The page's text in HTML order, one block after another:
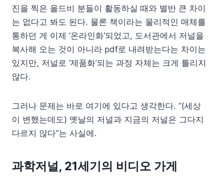
진을 찍은 올드비 분들이 활동하실 때와 별반 큰 차이
는 없다고 봐도 된다. 물론 책이라는 물리적인 매체를
통하던 게 이제 ‘온라인화’되었고, 도서관에서 저널을
복사해 오는 것이 아니라 pdf로 내려받는다는 차이는
있지만, 저널로 ‘제품화’되는 과정 자체는 크게 틀리지
않다.
그러나 문제는 바로 여기에 있다고 생각한다. “(세상
이 변했는데도) 옛날의 저널과 지금의 저널은 그다지
다르지 않다”는 사실에.
과학저널, 21세기의 비디오 가게